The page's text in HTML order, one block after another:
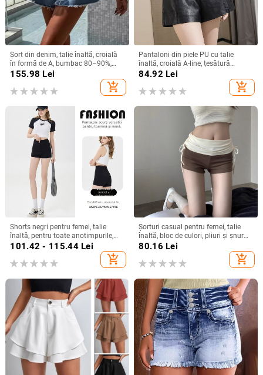
Șort din denim, talie înaltă, croială
în formă de A, bumbac 80–90%,
grosime medie
155.98 Lei
add_shopping_cart
Pantaloni din piele PU cu talie
înaltă, croială A-line, țesătură
poliester, grosime medie, 50-70%
84.92 Lei
add_shopping_cart
Shorts negri pentru femei, talie
înaltă, pentru toate anotimpurile,
stil casual versatil
101.42 - 115.44Lei
add_shopping_cart
Șorturi casual pentru femei, talie
înaltă, bloc de culori, pliuri și șnur
de strângere, vară 2025
80.16 Lei
add_shopping_cart